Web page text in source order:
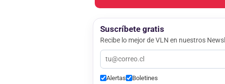
Suscríbete gratis
Recibe lo mejor de VLN en nuestros
Alertas Boletines